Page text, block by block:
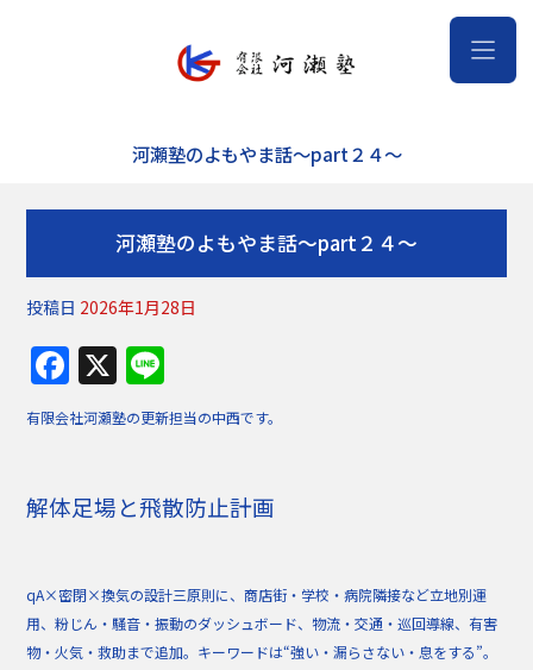
河瀬塾のよもやま話～part２４～
河瀬塾のよもやま話～part２４～
投稿日 2026年1月28日
F
a
c
b
o
k
X
n
e
有限会社河瀬塾の更新担当の中西です。
解体足場と飛散防止計画
qA×密閉×換気の設計三原則に、商店街・学校・病院隣接など立地別運
用、粉じん・騒音・振動のダッシュボード、物流・交通・巡回導線、有害
物・火気・救助まで追加。キーワードは“強い・漏らさない・息をする”。